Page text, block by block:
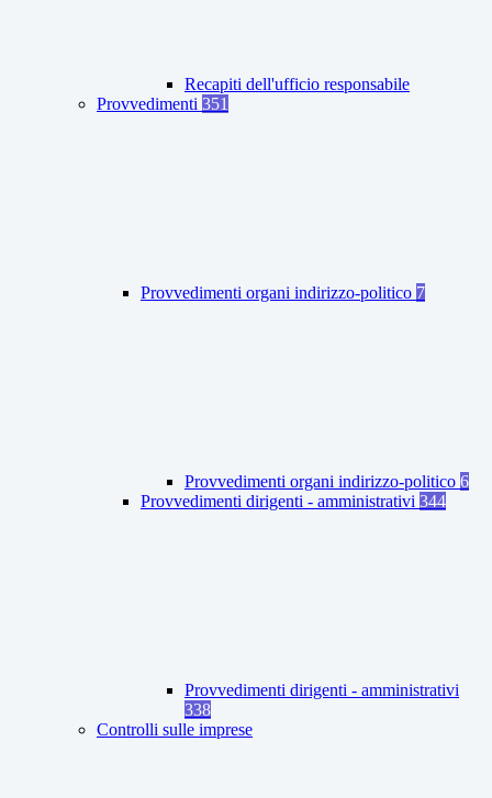
Recapiti dell'ufficio responsabile
Provvedimenti 351
Provvedimenti organi indirizzo-politico 7
Provvedimenti organi indirizzo-politico 6
Provvedimenti dirigenti - amministrativi 344
Provvedimenti dirigenti - amministrativi
338
Controlli sulle imprese